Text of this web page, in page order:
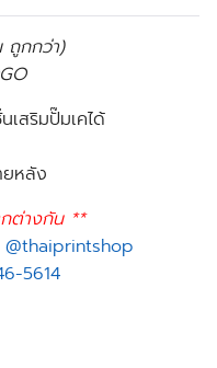
ถูกกว่า)
สริมปั๊มเคได้
ยหลัง
ต่างกัน **
@thaiprintshop
5614